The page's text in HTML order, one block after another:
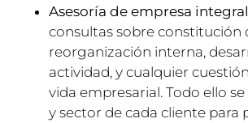
Asesoría de empresa
consultas sobre constitución
reorganización interna,
actividad, y cualquier
vida empresarial. Todo ello
y sector de cada cliente para